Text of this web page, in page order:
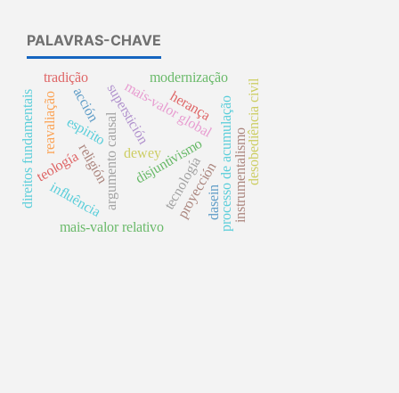
PALAVRAS-CHAVE
argumento causal
superstición
proyecciónprocesso de acumulação
mais-valor global
mais-valor relativo
disjuntivismo
religión tecnología instrumentalismo
dewey
teología
direitos fundamentais espirito
influência
desobediência civil
dasein
herança
reavaliação
modernização
tradição
acción